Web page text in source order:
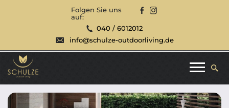
Folgen Sie uns
auf:
040 / 6012012
info@schulze-outdoorliving.de